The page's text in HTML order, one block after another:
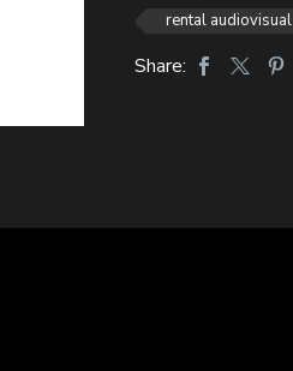
rental audiovisual
Share: